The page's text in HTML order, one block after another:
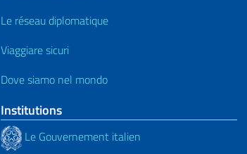
Le réseau diplomatique
Viaggiare sicuri
Dove siamo nel mondo
Institutions
Le Gouvernement italien